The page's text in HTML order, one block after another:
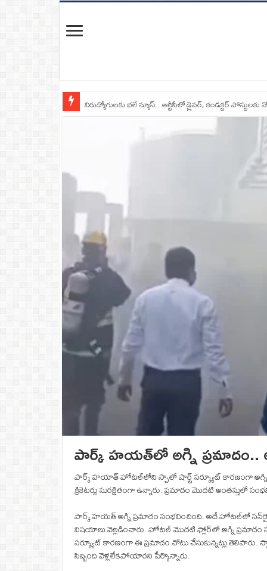
నిరుద్యోగులకు భలే న్యూస్.. ఆర్టీసీలో డ్రైవర్, కండక్టర్‌
రాంగ్ రూట్‌లో దూసుకొచ్చిన మృత్యువు.. టిప్పర్ ఢీకొని ఏడుగురు
పార్క్‌ హయత్‌లో అగ్ని ప్రమాదం..
పార్క్ హయాత్ హోటల్‌లోని స్పాలో షార్ట్ సర్క్యూట్ కారణంగా
క్రికెటర్లు సురక్షితంగా ఉన్నారు. ప్రమాదం మొదటి అంతస్తులో
పార్క్ హయత్ అగ్ని ప్రమాదం సంభవించింది. అదే హోటల్‌లో
విషయాలు వెల్లడించారు. హోటల్‌ మొదటి ఫ్లోర్‌లో అగ్ని ప్రమాదం
సర్క్యూట్ కారణంగా ఈ ప్రమాదం చోటు చేసుకున్నట్లు
సిబ్బంది వెళ్లలేకపోయారని పేర్కొన్నారు.